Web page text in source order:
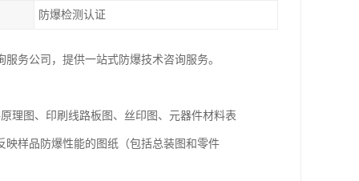
防爆检测认证
务公司，提供一站式防爆技术咨询服务。
理图、印刷线路板图、丝印图、元器件材料表
样品防爆性能的图纸（包括总装图和零件